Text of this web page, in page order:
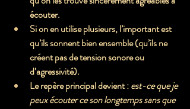
écouter.
Si on en utilise plusieurs, l’important est
qu’ils sonnent bien ensemble (qu’ils ne
créent pas de tension sonore ou
d’agressivité).
Le repère principal devient : est-ce que je
peux écouter ce son longtemps sans que